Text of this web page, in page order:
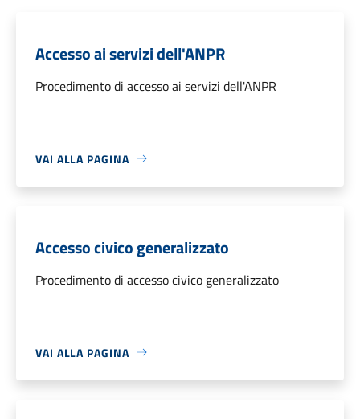
Accesso ai servizi dell'ANPR
Procedimento di accesso ai servizi dell'ANPR
VAI ALLA PAGINA
Accesso civico generalizzato
Procedimento di accesso civico generalizzato
VAI ALLA PAGINA